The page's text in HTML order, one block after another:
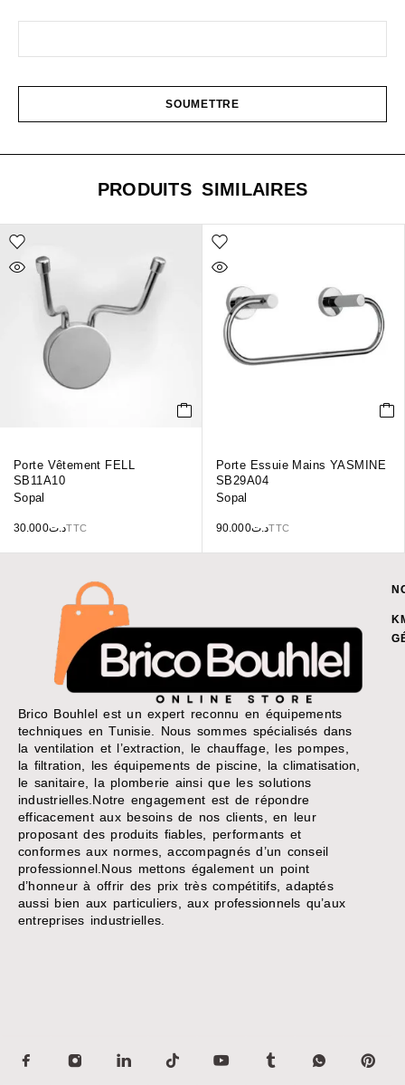
PRODUITS SIMILAIRES
Porte Vêtement FELL
SB11A10
Sopal
د.ت30.000 TTC
Porte Essuie Mains YASMINE
SB29A04
Sopal
د.ت90.000 TTC
Brico Bouhlel est un expert reconnu en équipements
techniques en Tunisie. Nous sommes spécialisés dans
la ventilation et l’extraction, le chauffage, les pompes,
la filtration, les équipements de piscine, la climatisation,
le sanitaire, la plomberie ainsi que les solutions
industrielles.Notre engagement est de répondre
efficacement aux besoins de nos clients, en leur
proposant des produits fiables, performants et
conformes aux normes, accompagnés d’un conseil
professionnel.Nous mettons également un point
d’honneur à offrir des prix très compétitifs, adaptés
aussi bien aux particuliers, aux professionnels qu’aux
entreprises industrielles.